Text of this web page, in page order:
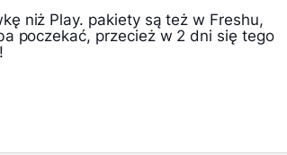
niż Play. pakiety są też w Freshu,
poczekać, przecież w 2 dni się tego